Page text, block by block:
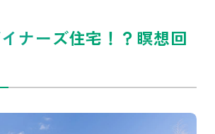
ナーズ住宅！？瞑想回